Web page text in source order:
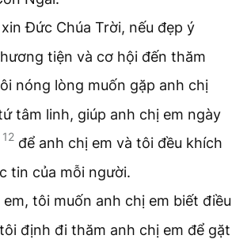
Đức Chúa Trời, nếu đẹp ý
tiện và cơ hội đến thăm
nóng lòng muốn gặp anh chị
tâm linh, giúp anh chị em ngày
12 để anh chị em và tôi đều khích
tin của mỗi người.
tôi muốn anh chị em biết điều
định đi thăm anh chị em để gặt